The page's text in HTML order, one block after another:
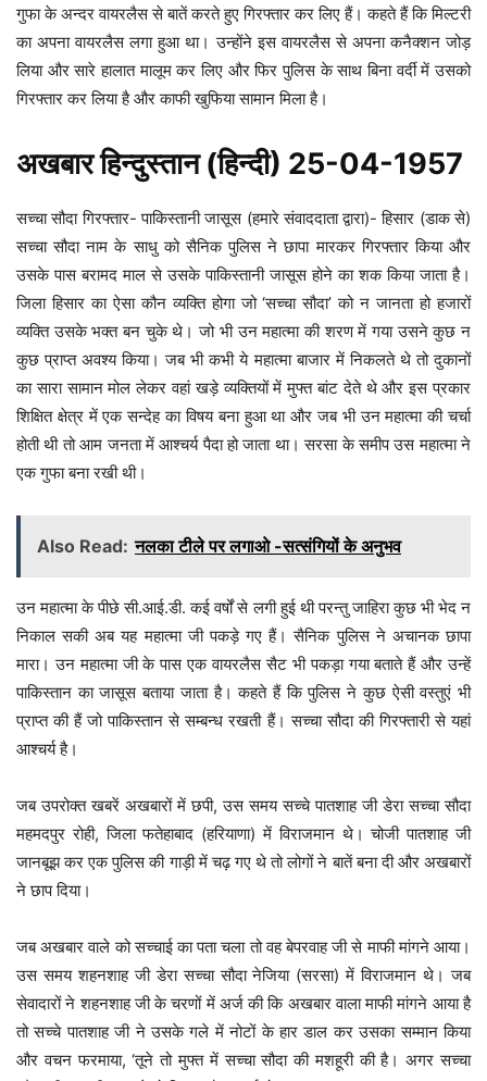
गुफा के अन्दर वायरलैस से बातें करते हुए गिरफ्तार कर लिए हैं। कहते हैं कि मिल्टरी
का अपना वायरलैस लगा हुआ था। उन्होंने इस वायरलैस से अपना कनैक्शन जोड़
लिया और सारे हालात मालूम कर लिए और फिर पुलिस के साथ बिना वर्दी में उसको
गिरफ्तार कर लिया है और काफी खुफिया सामान मिला है।
अखबार हिन्दुस्तान (हिन्दी) 25-04-1957
सच्चा सौदा गिरफ्तार- पाकिस्तानी जासूस (हमारे संवाददाता द्वारा)- हिसार (डाक से)
सच्चा सौदा नाम के साधु को सैनिक पुलिस ने छापा मारकर गिरफ्तार किया और
उसके पास बरामद माल से उसके पाकिस्तानी जासूस होने का शक किया जाता है।
जिला हिसार का ऐसा कौन व्यक्ति होगा जो ‘सच्चा सौदा’ को न जानता हो हजारों
व्यक्ति उसके भक्त बन चुके थे। जो भी उन महात्मा की शरण में गया उसने कुछ न
कुछ प्राप्त अवश्य किया। जब भी कभी ये महात्मा बाजार में निकलते थे तो दुकानों
का सारा सामान मोल लेकर वहां खड़े व्यक्तियों में मुफ्त बांट देते थे और इस प्रकार
शिक्षित क्षेत्र में एक सन्देह का विषय बना हुआ था और जब भी उन महात्मा की चर्चा
होती थी तो आम जनता में आश्चर्य पैदा हो जाता था। सरसा के समीप उस महात्मा ने
एक गुफा बना रखी थी।
Also Read: नलका टीले पर लगाओ -सत्संगियों के अनुभव
उन महात्मा के पीछे सी.आई.डी. कई वर्षों से लगी हुई थी परन्तु जाहिरा कुछ भी भेद न
निकाल सकी अब यह महात्मा जी पकड़े गए हैं। सैनिक पुलिस ने अचानक छापा
मारा। उन महात्मा जी के पास एक वायरलैस सैट भी पकड़ा गया बताते हैं और उन्हें
पाकिस्तान का जासूस बताया जाता है। कहते हैं कि पुलिस ने कुछ ऐसी वस्तुएं भी
प्राप्त की हैं जो पाकिस्तान से सम्बन्ध रखती हैं। सच्चा सौदा की गिरफ्तारी से यहां
आश्चर्य है।
जब उपरोक्त खबरें अखबारों में छपी, उस समय सच्चे पातशाह जी डेरा सच्चा सौदा
महमदपुर रोही, जिला फतेहाबाद (हरियाणा) में विराजमान थे। चोजी पातशाह जी
जानबूझ कर एक पुलिस की गाड़ी में चढ़ गए थे तो लोगों ने बातें बना दी और अखबारों
ने छाप दिया।
जब अखबार वाले को सच्चाई का पता चला तो वह बेपरवाह जी से माफी मांगने आया।
उस समय शहनशाह जी डेरा सच्चा सौदा नेजिया (सरसा) में विराजमान थे। जब
सेवादारों ने शहनशाह जी के चरणों में अर्ज की कि अखबार वाला माफी मांगने आया है
तो सच्चे पातशाह जी ने उसके गले में नोटों के हार डाल कर उसका सम्मान किया
और वचन फरमाया, ‘तूने तो मुफ्त में सच्चा सौदा की मशहूरी की है। अगर सच्चा